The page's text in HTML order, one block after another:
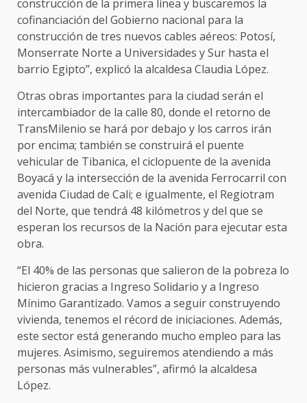
construcción de la primera línea y buscaremos la
cofinanciación del Gobierno nacional para la
construcción de tres nuevos cables aéreos: Potosí,
Monserrate Norte a Universidades y Sur hasta el
barrio Egipto”, explicó la alcaldesa Claudia López.
Otras obras importantes para la ciudad serán el
intercambiador de la calle 80, donde el retorno de
TransMilenio se hará por debajo y los carros irán
por encima; también se construirá el puente
vehicular de Tibanica, el ciclopuente de la avenida
Boyacá y la intersección de la avenida Ferrocarril con
avenida Ciudad de Cali; e igualmente, el Regiotram
del Norte, que tendrá 48 kilómetros y del que se
esperan los recursos de la Nación para ejecutar esta
obra.
“El 40% de las personas que salieron de la pobreza lo
hicieron gracias a Ingreso Solidario y a Ingreso
Mínimo Garantizado. Vamos a seguir construyendo
vivienda, tenemos el récord de iniciaciones. Además,
este sector está generando mucho empleo para las
mujeres. Asimismo, seguiremos atendiendo a más
personas más vulnerables”, afirmó la alcaldesa
López.